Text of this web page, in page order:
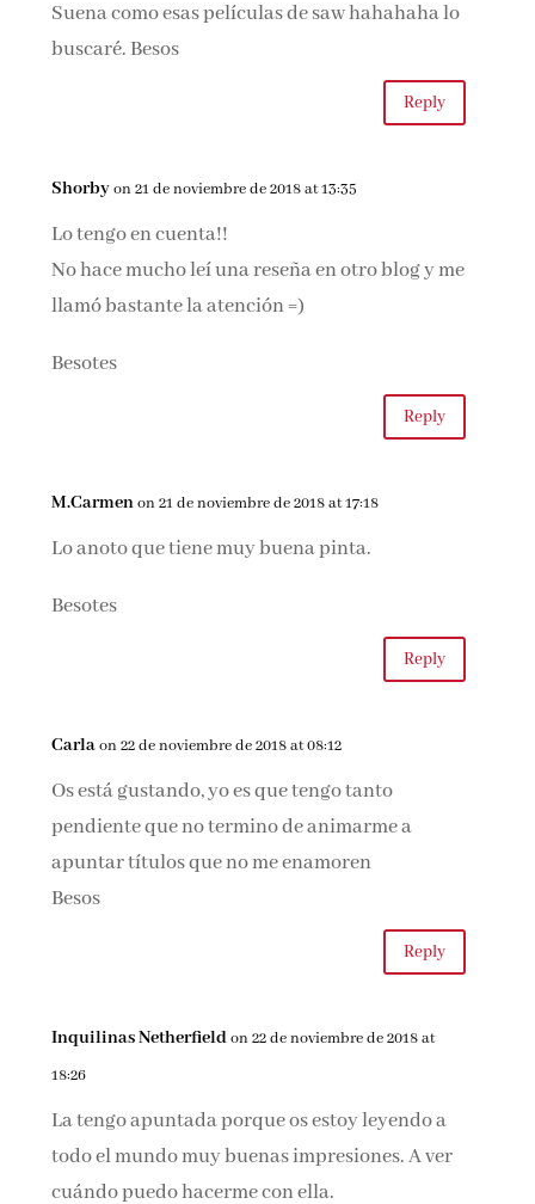
Suena como esas películas de saw hahahaha lo
buscaré. Besos
Reply
Shorbyon 21 de noviembre de 2018 at 13:35
Lo tengo en cuenta!!
No hace mucho leí una reseña en otro blog y me
llamó bastante la atención =)
Besotes
Reply
M.Carmenon 21 de noviembre de 2018 at 17:18
Lo anoto que tiene muy buena pinta.
Besotes
Reply
Carlaon 22 de noviembre de 2018 at 08:12
Os está gustando, yo es que tengo tanto
pendiente que no termino de animarme a
apuntar títulos que no me enamoren
Besos
Reply
Inquilinas Netherfieldon 22 de noviembre de 2018 at
18:26
La tengo apuntada porque os estoy leyendo a
todo el mundo muy buenas impresiones. A ver
cuándo puedo hacerme con ella.